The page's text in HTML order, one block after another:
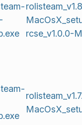
rcse_v1.0.0-